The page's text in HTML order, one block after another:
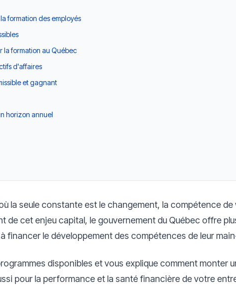
formation des employés
la formation au Québec
d'affaires
et gagnant
horizon annuel
la seule constante est le changement, la compétence
de cet enjeu capital, le gouvernement du Québec offre
financer le développement des compétences de leur
disponibles et vous explique comment monter
pour la performance et la santé financière de votre